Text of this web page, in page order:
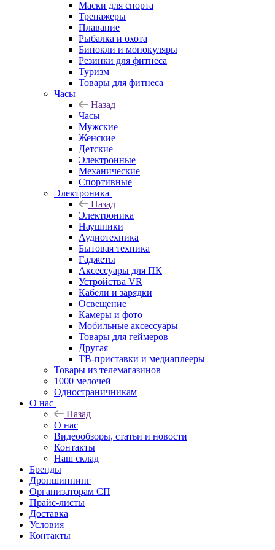
Маски для спорта
Тренажеры
Плавание
Рыбалка и охота
Бинокли и монокуляры
Резинки для фитнеса
Туризм
Товары для фитнеса
Часы
Назад
Часы
Мужские
Женские
Детские
Электронные
Механические
Спортивные
Электроника
Назад
Электроника
Наушники
Аудиотехника
Бытовая техника
Гаджеты
Аксессуары для ПК
Устройства VR
Кабели и зарядки
Освещение
Камеры и фото
Мобильные аксессуары
Товары для геймеров
Другая
ТВ-приставки и медиаплееры
Товары из телемагазинов
1000 мелочей
Одностраничникам
О нас
Назад
О нас
Видеообзоры, статьи и новости
Контакты
Наш склад
Бренды
Дропшиппинг
Организаторам СП
Прайс-листы
Доставка
Условия
Контакты